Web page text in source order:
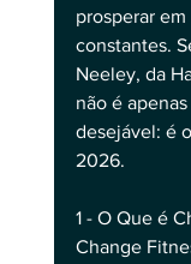
prosperar
constantes.
Neeley, da
não é
desejável: é
2026.
1 - O Que é
Change